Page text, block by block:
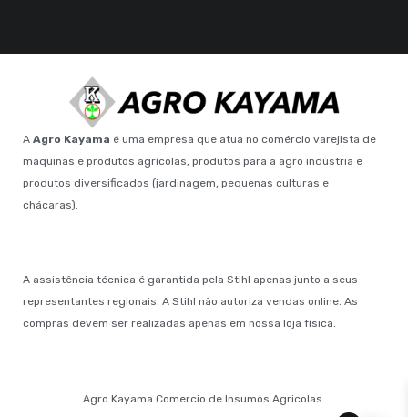
A Agro Kayama é uma empresa que atua no comércio varejista de
máquinas e produtos agrícolas, produtos para a agro indústria e
produtos diversificados (jardinagem, pequenas culturas e
chácaras).
A assistência técnica é garantida pela Stihl apenas junto a seus
representantes regionais. A Stihl não autoriza vendas online. As
compras devem ser realizadas apenas em nossa loja física.
Agro Kayama Comercio de Insumos Agricolas